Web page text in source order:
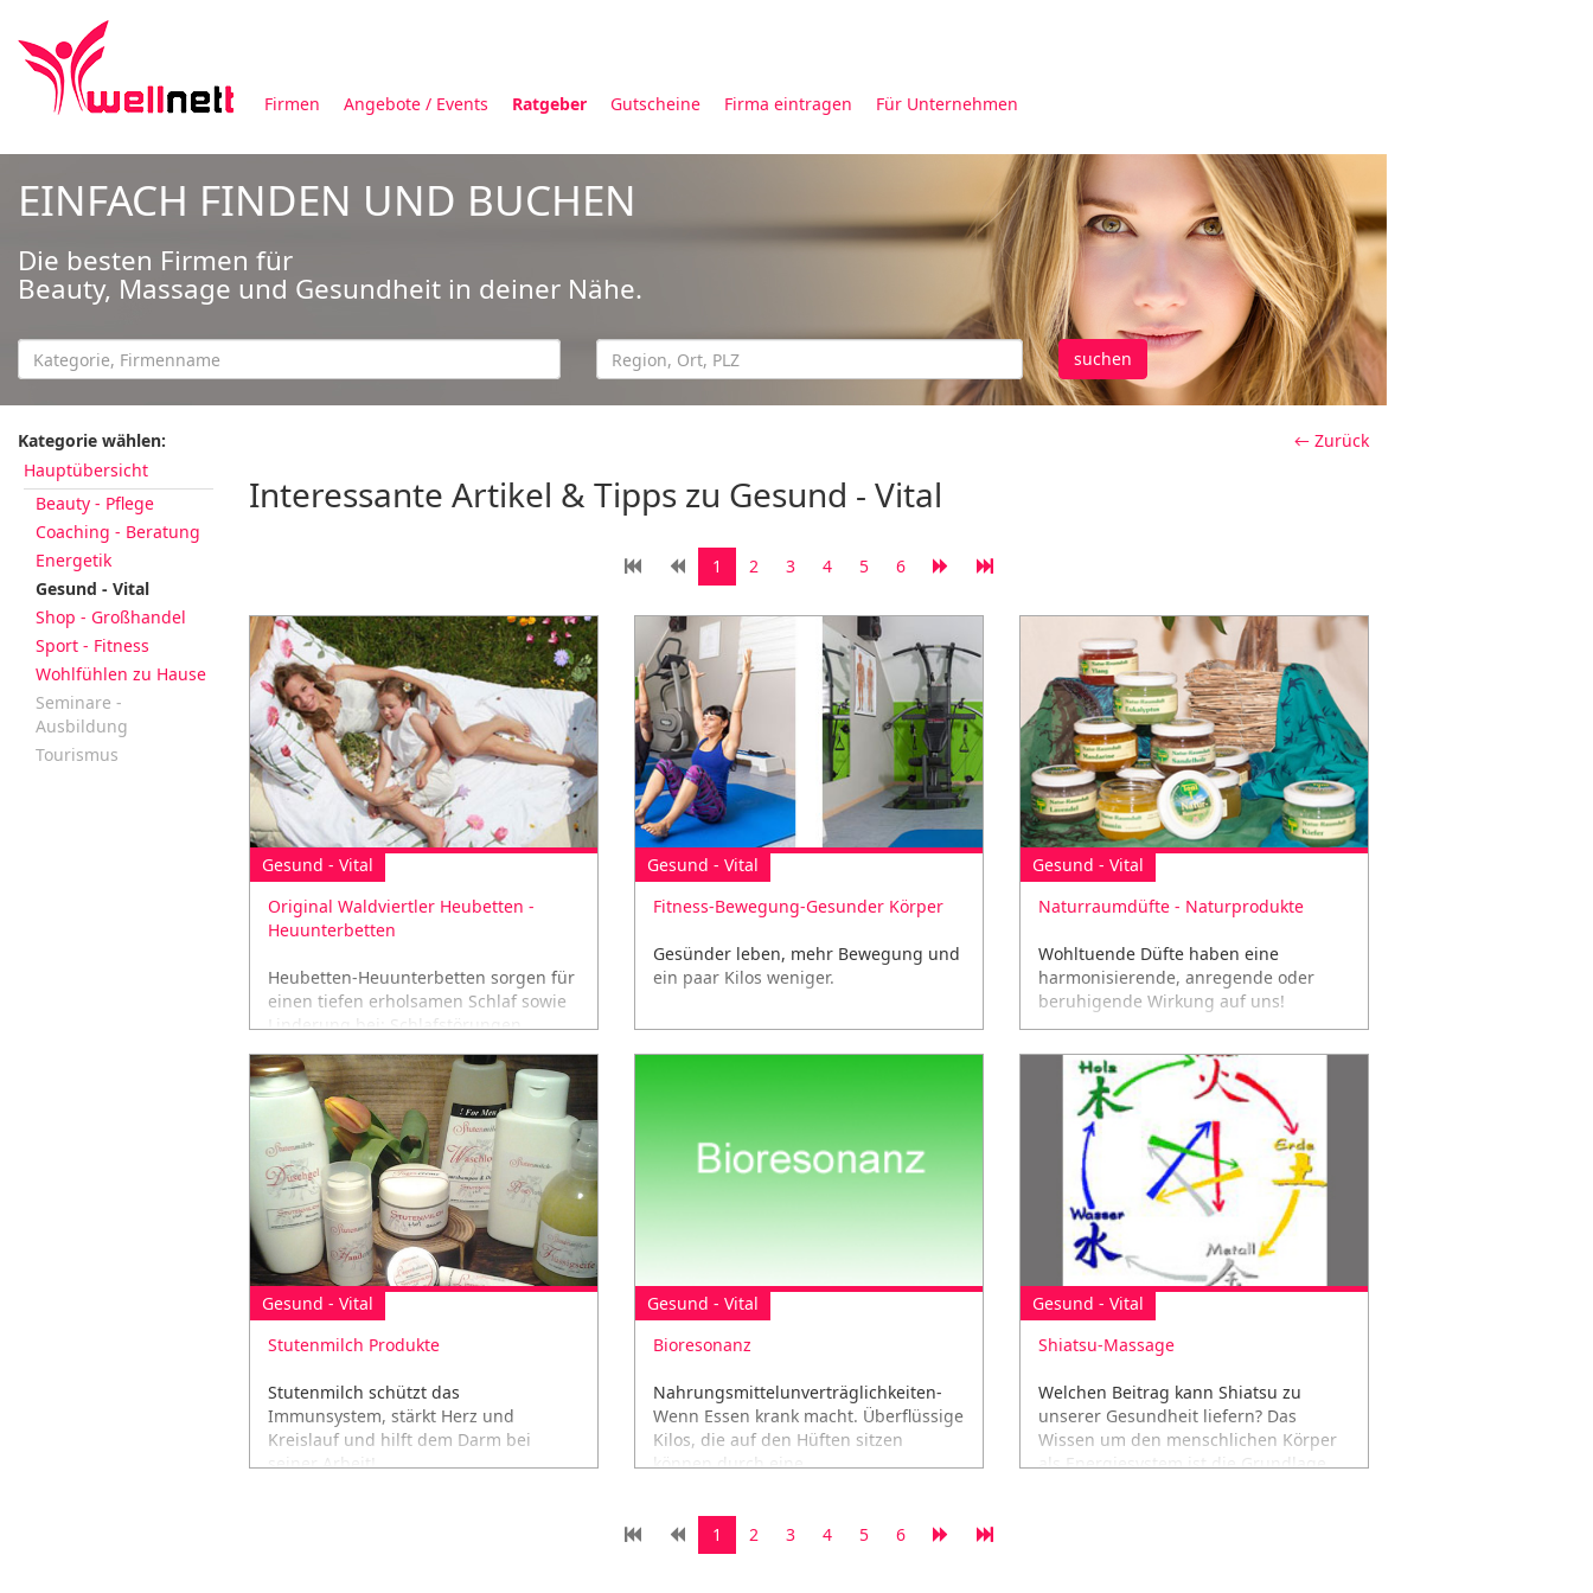
Firmen Angebote / Events Ratgeber Gutscheine Firma eintragen Für Unternehmen
EINFACH FINDEN UND BUCHEN
Die besten Firmen für
Beauty, Massage und Gesundheit in deiner Nähe.
suchen
Kategorie wählen:
Hauptübersicht
Beauty - Pflege
Coaching - Beratung
Energetik
Gesund - Vital
Shop - Großhandel
Sport - Fitness
Wohlfühlen zu Hause
Seminare -
Ausbildung
Tourismus
← Zurück
Interessante Artikel & Tipps zu Gesund - Vital
1 2 3 4 5 6
Gesund - Vital
Original Waldviertler Heubetten -
Heuunterbetten
Heubetten-Heuunterbetten sorgen für
einen tiefen erholsamen Schlaf sowie
Linderung bei: Schlafstörungen,
Kopfschmerzen, uvm...
Gesund - Vital
Fitness-Bewegung-Gesunder Körper
Gesünder leben, mehr Bewegung und
ein paar Kilos weniger.
Gesund - Vital
Naturraumdüfte - Naturprodukte
Wohltuende Düfte haben eine
harmonisierende, anregende oder
beruhigende Wirkung auf uns!
Gesund - Vital
Stutenmilch Produkte
Stutenmilch schützt das
Immunsystem, stärkt Herz und
Kreislauf und hilft dem Darm bei
seiner Arbeit!
Gesund - Vital
Bioresonanz
Nahrungsmittelunverträglichkeiten-
Wenn Essen krank macht. Überflüssige
Kilos, die auf den Hüften sitzen
können durch eine
Gesund - Vital
Shiatsu-Massage
Welchen Beitrag kann Shiatsu zu
unserer Gesundheit liefern? Das
Wissen um den menschlichen Körper
als Energiesystem ist die Grundlage...
1 2 3 4 5 6